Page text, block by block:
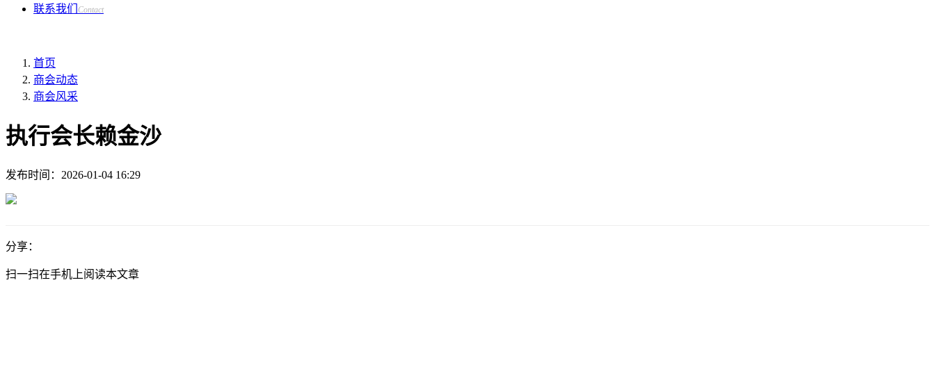
联系我们 Contact
首页
商会动态
商会风采
执行会长赖金沙
发布时间： 2026-01-04 16:29
分享：
扫一扫在手机上阅读本文章